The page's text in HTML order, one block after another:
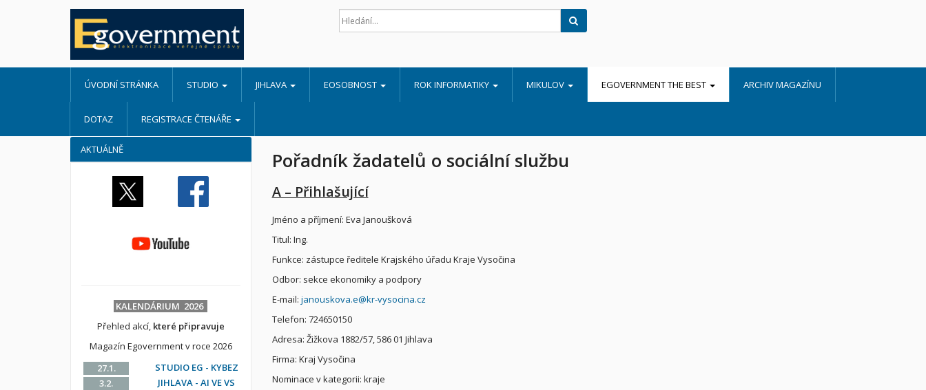
ÚVODNÍ STRÁNKA STUDIO JIHLAVA EOSOBNOST ROK INFORMATIKY MIKULOV EGOVERNMENT THE BEST ARCHIV MAGAZÍNU
DOTAZ REGISTRACE ČTENÁŘE
Pořadník žadatelů o sociální službu
A – Přihlašující
Jméno a příjmení: Eva Janoušková
Titul: Ing.
Funkce: zástupce ředitele Krajského úřadu Kraje Vysočina
Odbor: sekce ekonomiky a podpory
E-mail: janouskova.e@kr-vysocina.cz
Telefon: 724650150
Adresa: Žižkova 1882/57, 586 01 Jihlava
Firma: Kraj Vysočina
Nominace v kategorii: kraje
AKTUÁLNĚ
KALENDÁRIUM 2026
Přehled akcí, které připravuje
Magazín Egovernment v roce 2026
27.1.
STUDIO EG - KYBEZ
3.2.
JIHLAVA - AI VE VS